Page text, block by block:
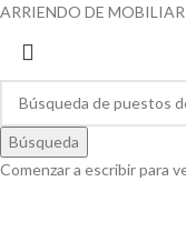
ARRIENDO DE
Búsqueda
Comenzar a escribir para